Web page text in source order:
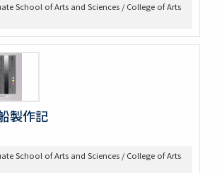
・図巻
School of Arts and Sciences / College of Arts
製作記
School of Arts and Sciences / College of Arts